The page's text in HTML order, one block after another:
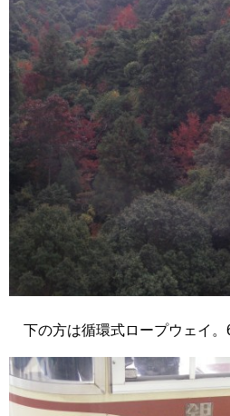
下の方は循環式ロープウェイ。